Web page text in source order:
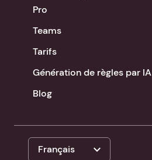
Pro
Teams
Tarifs
Génération de règles par IA
Blog
Français expand_more